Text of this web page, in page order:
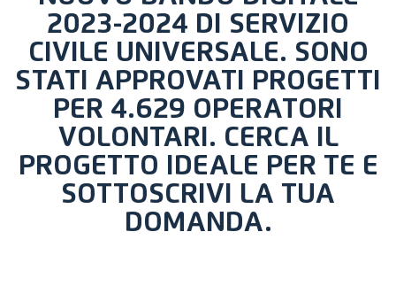
2023-2024 DI SERVIZIO
CIVILE UNIVERSALE. SONO
STATI APPROVATI PROGETTI
PER 4.629 OPERATORI
VOLONTARI. CERCA IL
PROGETTO IDEALE PER TE E
SOTTOSCRIVI LA TUA
DOMANDA.